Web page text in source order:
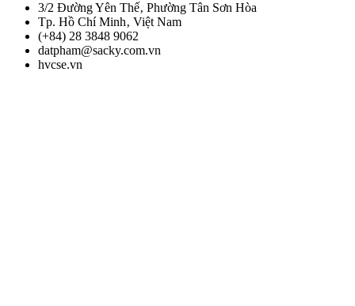
3/2 Đường Yên Thế‚ Phường Tân Sơn Hòa
Tp. Hồ Chí Minh‚ Việt Nam
(+84) 28 3848 9062
datpham@sacky.com.vn
hvcse.vn